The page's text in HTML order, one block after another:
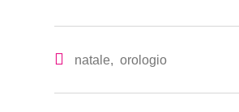
natale, orologio